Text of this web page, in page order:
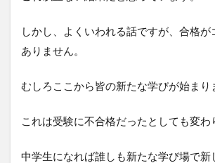
しかし、よくいわれる話ですが、合格が
ありません。
むしろここから皆の新たな学びが始まり
これは受験に不合格だったとしても変わ
中学生になれば誰しも新たな学び場で新